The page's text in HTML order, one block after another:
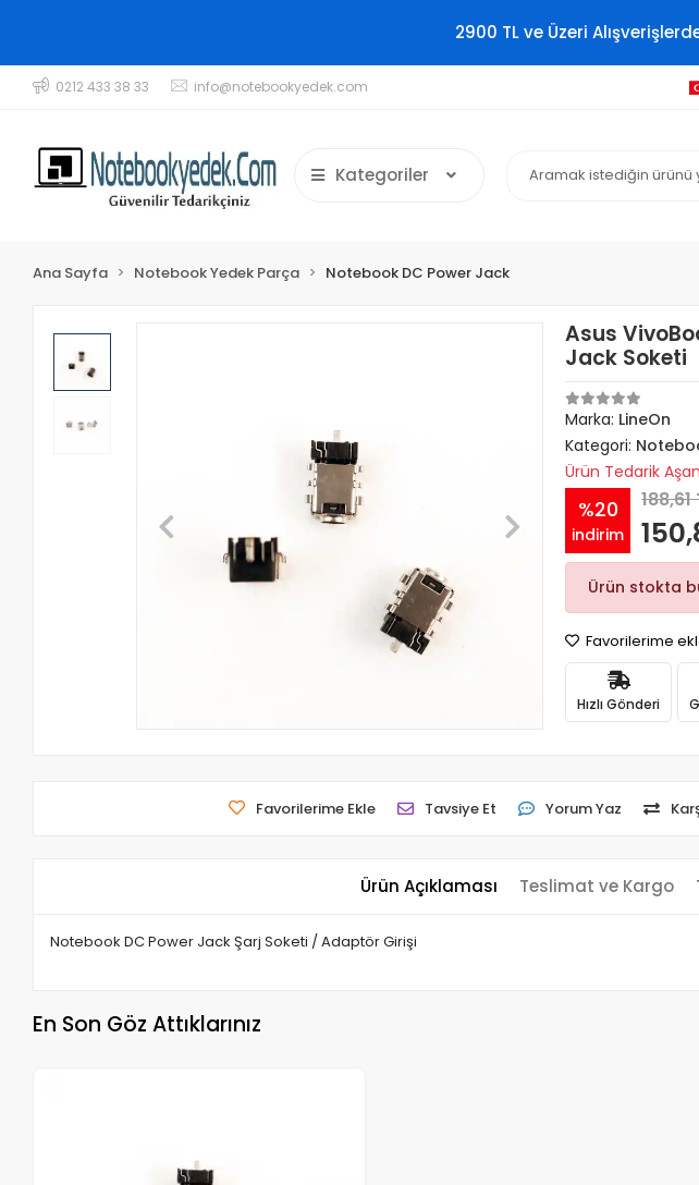
2900 TL ve Üzeri
0212 433 38 33 info@notebookyedek.com
Kategoriler
Ana Sayfa Notebook Yedek Parça Notebook DC Power Jack
Asus
Jack Soketi
Marka: LineOn
Kategori:
Ürün Tedarik
%20
indirim
188,61
Ürün stokta
Favorilerime
Hızlı Gönderi
Favorilerime Ekle Tavsiye Et Yorum Yaz
Ürün Açıklaması Teslimat ve Kargo
Notebook DC Power Jack Şarj Soketi / Adaptör Girişi
En Son Göz Attıklarınız